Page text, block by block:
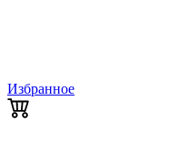
Избранное